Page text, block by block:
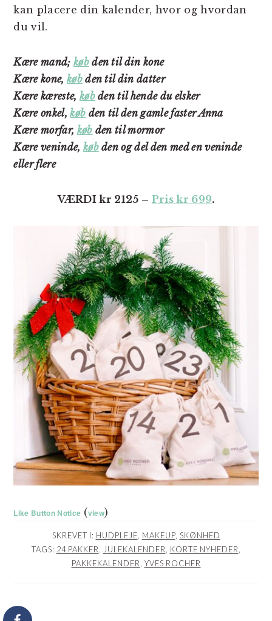
kan placere din kalender, hvor og hvordan
du vil.
Kære mand; købden til din kone
Kære kone, købden til din datter
Kære kæreste, købden til hende du elsker
Kære onkel,køb den til den gamle faster Anna
Kære morfar, køb den til mormor
Kære veninde, købden og del den med en veninde
eller flere
VÆRDI kr 2125 – Pris kr 699.
Like Button Notice (view)
SKREVET I: HUDPLEJE MAKEUP, SKØNHED
TAGS: 24 PAKKER JULEKALENDER KORTE NYHEDER
PAKKEKALENDER YVES ROCHER